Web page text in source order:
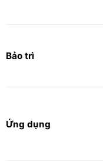
Bảo trì
Ứng dụng